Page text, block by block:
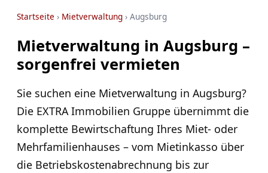
Startseite › Mietverwaltung › Augsburg
Mietverwaltung in Augsburg –
sorgenfrei vermieten
Sie suchen eine Mietverwaltung in Augsburg?
Die EXTRA Immobilien Gruppe übernimmt die
komplette Bewirtschaftung Ihres Miet- oder
Mehrfamilienhauses – vom Mietinkasso über
die Betriebskostenabrechnung bis zur